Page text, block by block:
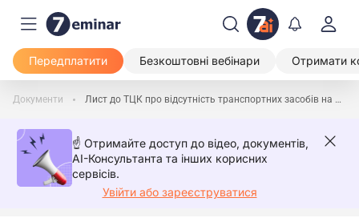
Передплатити Безкоштовні вебінари Отримати
Документи Лист до ТЦК про відсутність транспортних засобів на балансі
☝️ Отримайте доступ до відео, документів,
AI-Консультанта та інших корисних
сервісів.
Увійти або зареєструватися